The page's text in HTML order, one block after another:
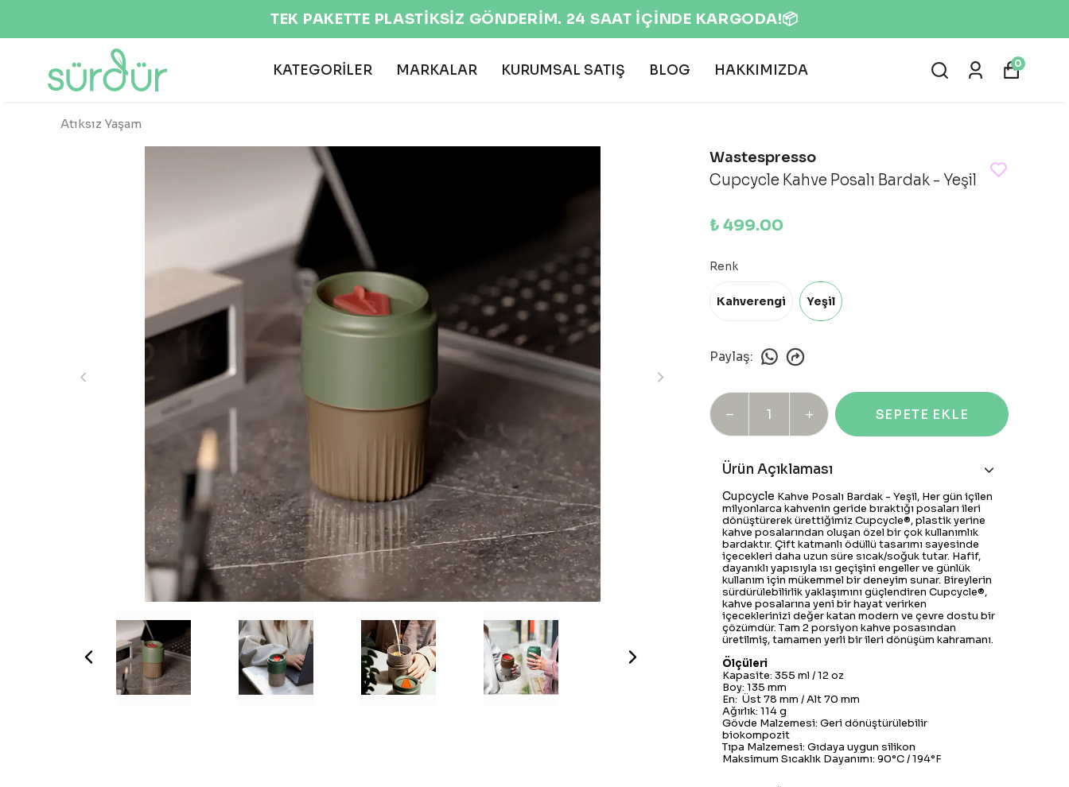
EKOLOJİK VE DOĞAL ÜRÜNLER 🌍
KATEGORİLER MARKALAR KURUMSAL SATIŞ BLOG HAKKIMIZDA 0
Atıksız Yaşam
Wastespresso
Cupcycle Kahve Posalı Bardak - Yeşil
₺ 499.00
Renk
Kahverengi Yeşil
Paylaş:
SEPETE EKLE
Ürün Açıklaması
Cupcycle Kahve Posalı Bardak - Yeşil, Her gün içilen
milyonlarca kahvenin geride bıraktığı posaları ileri
dönüştürerek ürettiğimiz Cupcycle®, plastik yerine
kahve posalarından oluşan özel bir çok kullanımlık
bardaktır. Çift katmanlı ödüllü tasarımı sayesinde
içecekleri daha uzun süre sıcak/soğuk tutar. Hafif,
dayanıklı yapısıyla ısı geçişini engeller ve günlük
kullanım için mükemmel bir deneyim sunar. Bireylerin
sürdürülebilirlik yaklaşımını güçlendiren Cupcycle®,
kahve posalarına yeni bir hayat verirken
içeceklerinizi değer katan modern ve çevre dostu bir
çözümdür. Tam 2 porsiyon kahve posasından
üretilmiş, tamamen yerli bir ileri dönüşüm kahramanı.
Ölçüleri
Kapasite: 355 ml / 12 oz
Boy: 135 mm
En: Üst 78 mm / Alt 70 mm
Ağırlık: 114 g
Gövde Malzemesi: Geri dönüştürülebilir
biokompozit
Tıpa Malzemesi: Gıdaya uygun silikon
Maksimum Sıcaklık Dayanımı: 90°C / 194°F